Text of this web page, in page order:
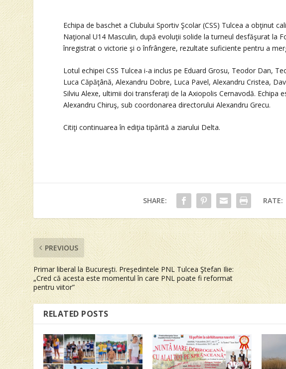
Echipa de baschet a Clubului Sportiv Şcolar (CSS) Tulcea a obţinut
Naţional U14 Masculin, după evoluţii solide la turneul desfăşurat la
înregistrat o victorie şi o înfrângere, rezultate suficiente pentru a
Lotul echipei CSS Tulcea i-a inclus pe Eduard Grosu, Teodor Dan,
Luca Căpăţână, Alexandru Dobre, Luca Pavel, Alexandru Cristea,
Silviu Alexe, ultimii doi transferaţi de la Axiopolis Cernavodă. Echipa
Alexandru Chiruş, sub coordonarea directorului Alexandru Grecu.
Citiţi continuarea în ediţia tipărită a ziarului Delta.
SHARE: RATE:
PREVIOUS
Primar liberal la Bucureşti. Preşedintele PNL Tulcea Ştefan Ilie:
„Cred că acesta este momentul în care PNL poate fi reformat
pentru viitor”
RELATED POSTS